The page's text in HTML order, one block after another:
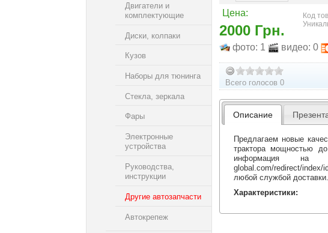
Двигатели и
комплектующие
Диски, колпаки
Кузов
Наборы для тюнинга
Стекла, зеркала
Фары
Электронные
устройства
Руководства,
инструкции
Другие автозапчасти
Автокрепеж
Цена:
2000 Грн.
Код
фото: 1 видео: 0
Всего голосов 0
Описание
Предлагаем новые
трактора мощностью
информация на
global.com/redirect/index/
любой службой доставки.
Характеристики: